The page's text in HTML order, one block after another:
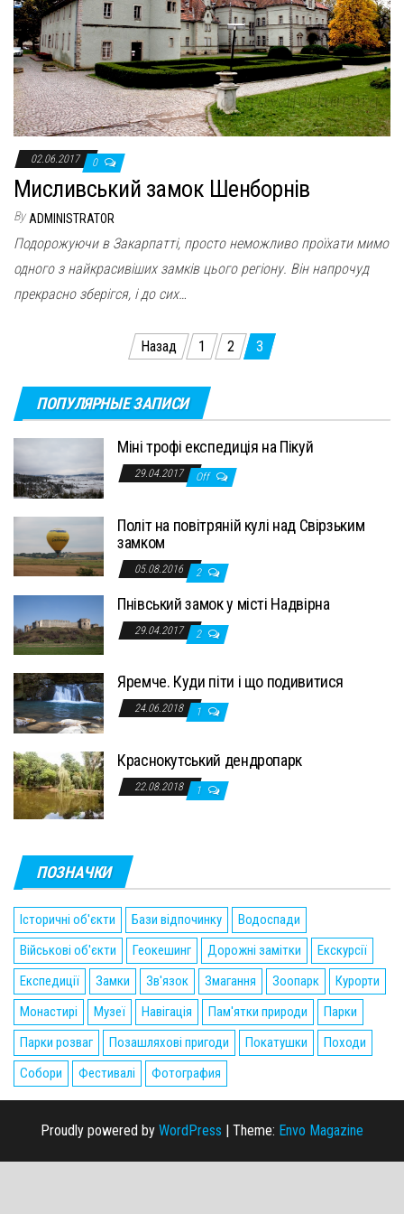
02.06.2017 0
Мисливський замок Шенборнів
By ADMINISTRATOR
Подорожуючи в Закарпатті, просто неможливо проїхати мимо
одного з найкрасивіших замків цього регіону. Він напрочуд
прекрасно зберігся, і до сих…
Назад 1 2 3
ПОПУЛЯРНЫЕ ЗАПИСИ
Міні трофі експедиція на Пікуй
29.04.2017 Off
Політ на повітряній кулі над Свірзьким
замком
05.08.2016 2
Пнівський замок у місті Надвірна
29.04.2017 2
Яремче. Куди піти і що подивитися
24.06.2018 1
Краснокутський дендропарк
22.08.2018 1
ПОЗНАЧКИ
Історичні об'єкти Бази відпочинку
Водоспади
Військові об'єкти
Геокешинг Дорожні замітки
Екскурсії
Експедиції
Замки Зв'язок Змагання Зоопарк
Курорти
Монастирі
Музеї Навігація Пам'ятки природи
Парки
Парки розваг
Позашляхові пригоди Покатушки
Походи
Собори
Фестивалі Фотография
Proudly powered by WordPress | Theme: Envo Magazine